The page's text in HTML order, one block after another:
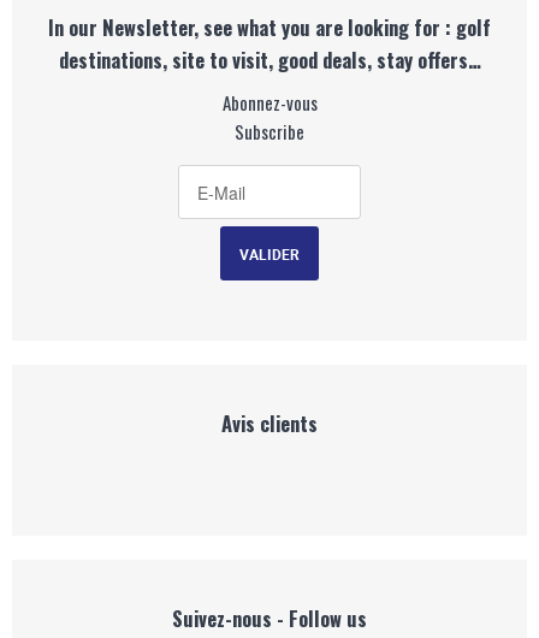
In our Newsletter, see what you are looking for : golf
destinations, site to visit, good deals, stay offers…
Abonnez-vous
Subscribe
Avis clients
Suivez-nous - Follow us